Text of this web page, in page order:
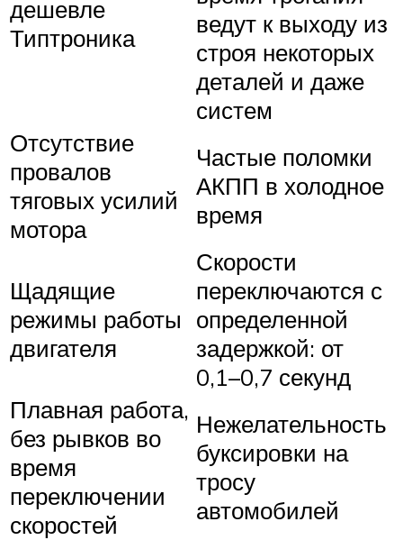
дешевле
Типтроника
ведут к выходу из
строя некоторых
деталей и даже
систем
Отсутствие
провалов
тяговых усилий
мотора
Частые поломки
АКПП в холодное
время
Щадящие
режимы работы
двигателя
Скорости
переключаются с
определенной
задержкой: от
0,1–0,7 секунд
Плавная работа,
без рывков во
время
переключении
скоростей
Нежелательность
буксировки на
тросу
автомобилей